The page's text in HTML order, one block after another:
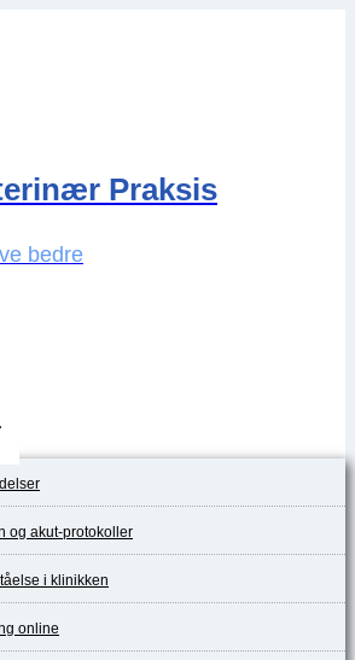
Praksis
bedre
og akut-protokoller
i klinikken
online